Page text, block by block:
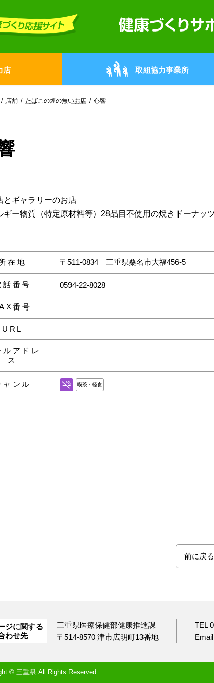
店 取組協力事業所
店舗 たばこの煙の無いお店 心響
とギャラリーのお店
ギー物質（特定原材料等）28品目不使用の焼きドーナッ
在地 〒511-0834 三重県桑名市大福456-5
話番号 0594-22-8028
番号
URL
ルアドレ
ス
ャンル 喫茶・軽食
前に戻る
ジに関する
わせ先
三重県医療保健部健康推進課
〒514-8570 津市広明町13番地
TEL
© 三重県.All Rights Reserved